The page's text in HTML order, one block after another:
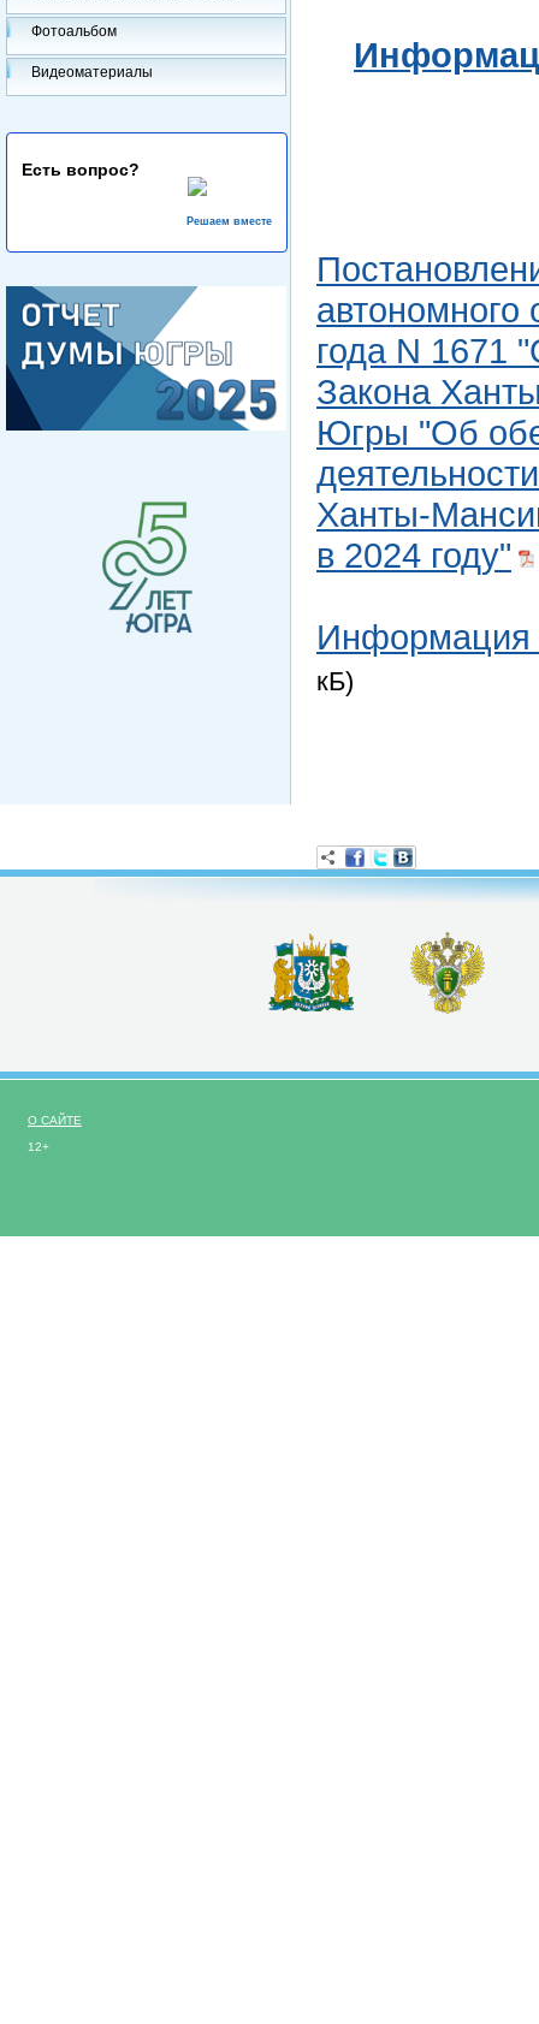
Фотоальбом
Видеоматериалы
Есть вопрос?
Решаем вместе
автономного
года N 1671
Закона
Югры "Об
Ханты-
в 2024 году"
Информация
кБ)
О САЙТЕ
12+